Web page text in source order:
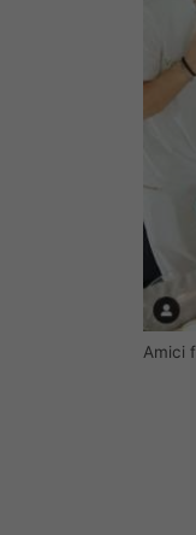
Amici